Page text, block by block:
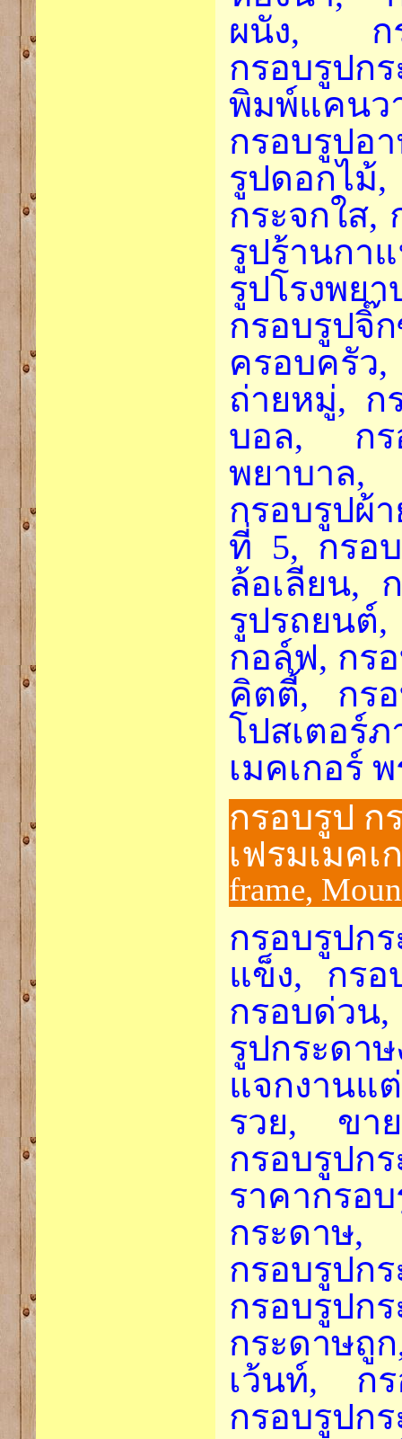
ผนัง, กรอ
กรอบรูปก
พิมพ์แคน
กรอบรูปอ
รูปดอกไม้
กระจกใส,
รูปร้านกา
รูปโรงพย
กรอบรู
ครอบครัว
ถ่ายหมู่, ก
บอล, กร
พยาบาล,
กรอบรูปผ้
ที่ 5, กรอ
ล้อเลียน,
รูปรถยน
กอล์ฟ, กร
คิตตี้, กรอ
โปสเตอร์
เมคเกอร์
กรอบรูป ก
เฟรมเมคเ
frame,
กรอบรูป
แข็ง, กรอ
กรอบด่วน
รูปกระดา
แจกงานแ
รวย, ขา
กรอบรูปก
ราคากร
กระดาษ,
กรอบรูป
กรอบรูป
กระดาษถู
เว้นท์, กร
กรอบรูปก